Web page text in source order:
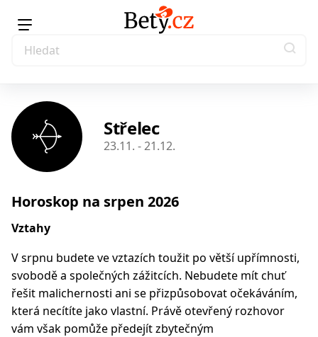
Střelec
23.11. - 21.12.
Horoskop na srpen 2026
Vztahy
V srpnu budete ve vztazích toužit po větší upřímnosti,
svobodě a společných zážitcích. Nebudete mít chuť
řešit malichernosti ani se přizpůsobovat očekáváním,
která necítíte jako vlastní. Právě otevřený rozhovor
vám však pomůže předejít zbytečným